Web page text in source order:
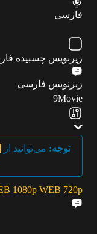
فارسی
زیرنویس چسبیده
زیرنویس فارسی
9Movie
توجه: می‌توانید از
1080p WEB 720p